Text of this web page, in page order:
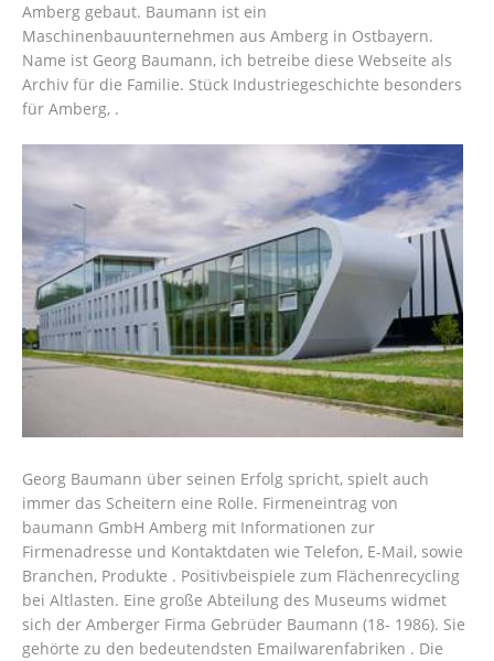
Amberg gebaut. Baumann ist ein
Maschinenbauunternehmen aus Amberg in Ostbayern.
Name ist Georg Baumann, ich betreibe diese Webseite als
Archiv für die Familie. Stück Industriegeschichte besonders
für Amberg, .
Georg Baumann über seinen Erfolg spricht, spielt auch
immer das Scheitern eine Rolle. Firmeneintrag von
baumann GmbH Amberg mit Informationen zur
Firmenadresse und Kontaktdaten wie Telefon, E-Mail, sowie
Branchen, Produkte . Positivbeispiele zum Flächenrecycling
bei Altlasten. Eine große Abteilung des Museums widmet
sich der Amberger Firma Gebrüder Baumann (18- 1986). Sie
gehörte zu den bedeutendsten Emailwarenfabriken . Die